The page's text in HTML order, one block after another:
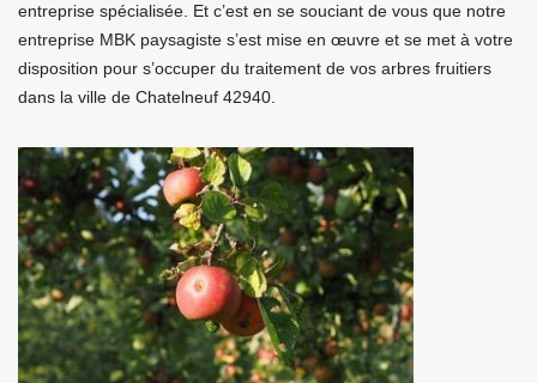
entreprise spécialisée. Et c’est en se souciant de vous que notre
entreprise MBK paysagiste s’est mise en œuvre et se met à votre
disposition pour s’occuper du traitement de vos arbres fruitiers
dans la ville de Chatelneuf 42940.